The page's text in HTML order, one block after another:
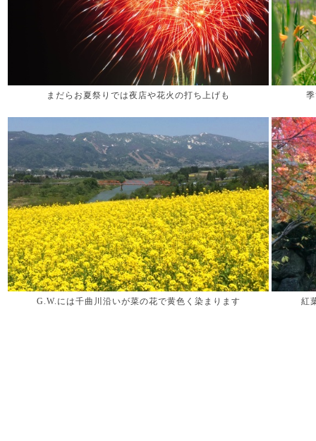
まだらお夏祭りでは夜店や花火の打ち上げも
G.W.には千曲川沿いが菜の花で黄色く染まります 紅